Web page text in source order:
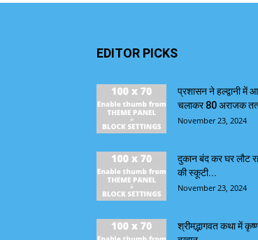
EDITOR PICKS
प्रशासन ने हल्द्वानी में
चलाकर 80 अराजक
November 23, 2024
दुकान बंद कर घर लौट रहे
की स्कूटी...
November 23, 2024
श्रीमद्भागवत कथा में